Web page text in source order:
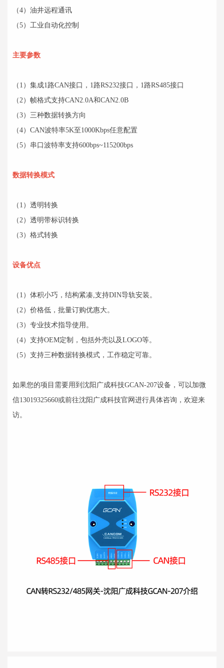
（4）油井远程通讯
（5）工业自动化控制
主要参数
（1）集成1路CAN接口，1路RS232接口，1路RS485接口
（2）帧格式支持CAN2.0A和CAN2.0B
（3）三种数据转换方向
（4）CAN波特率5K至1000Kbps任意配置
（5）串口波特率支持600bps~115200bps
数据转换模式
（1）透明转换
（2）透明带标识转换
（3）格式转换
设备优点
（1）体积小巧，结构紧凑,支持DIN导轨安装。
（2）价格低，批量订购优惠大。
（3）专业技术指导使用。
（4）支持OEM定制，包括外壳以及LOGO等。
（5）支持三种数据转换模式，工作稳定可靠。
如果您的项目需要用到沈阳广成科技GCAN-207设备，可以加微
信13019325660或前往沈阳广成科技官网进行具体咨询，欢迎来
访。